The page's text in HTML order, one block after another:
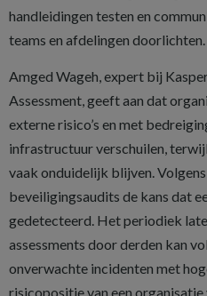
handleidingen testen en
teams en afdelingen doorlichten.
Amged Wageh, expert bij
Assessment, geeft aan dat
externe risico’s en met
infrastructuur verschuilen,
vaak onduidelijk blijven.
beveiligingsaudits de kans dat
gedetecteerd. Het periodiek
assessments door derden kan
onverwachte incidenten met
risicopositie van een organisatie